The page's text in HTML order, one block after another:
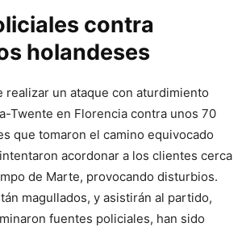
contra
holandeses
realizar un ataque con aturdimiento
Twente en Florencia contra unos 70
que tomaron el camino equivocado
acordonar a los clientes cerca
de Marte, provocando disturbios.
magullados, y asistirán al partido,
fuentes policiales, han sido